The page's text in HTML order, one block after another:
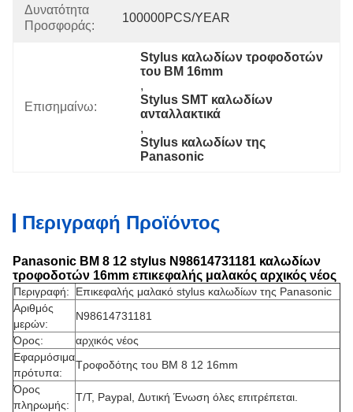
Δυνατότητα
Προσφοράς:
100000PCS/YEAR
Επισημαίνω:
Stylus καλωδίων τροφοδοτών
του BM 16mm
,
Stylus SMT καλωδίων
ανταλλακτικά
,
Stylus καλωδίων της
Panasonic
Περιγραφή Προϊόντος
Panasonic BM 8 12 stylus N98614731181 καλωδίων
τροφοδοτών 16mm επικεφαλής μαλακός αρχικός νέος
Περιγραφή:
Επικεφαλής μαλακό stylus καλωδίων της Panasonic
Αριθμός
μερών:
N98614731181
Όρος:
αρχικός νέος
Εφαρμόσιμα
πρότυπα:
Τροφοδότης του BM 8 12 16mm
Όρος
πληρωμής:
T/T, Paypal, Δυτική Ένωση όλες επιτρέπεται.